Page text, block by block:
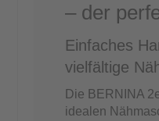
– der
Einfaches
vielfältige
Die BERNINA
idealen